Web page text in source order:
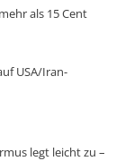
als 15 Cent
USA/Iran-
legt leicht zu –